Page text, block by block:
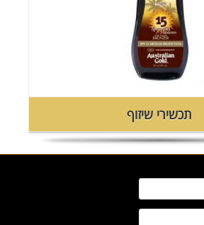
תכשירי שיזוף